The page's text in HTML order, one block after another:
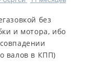
без
и мотора, ибо
валов в КПП)